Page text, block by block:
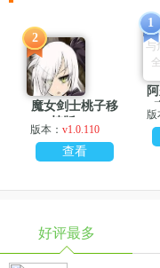
魔女剑士桃子移
植版v1.0
版本： v1.0.110
查看
2
版
1
好评最多